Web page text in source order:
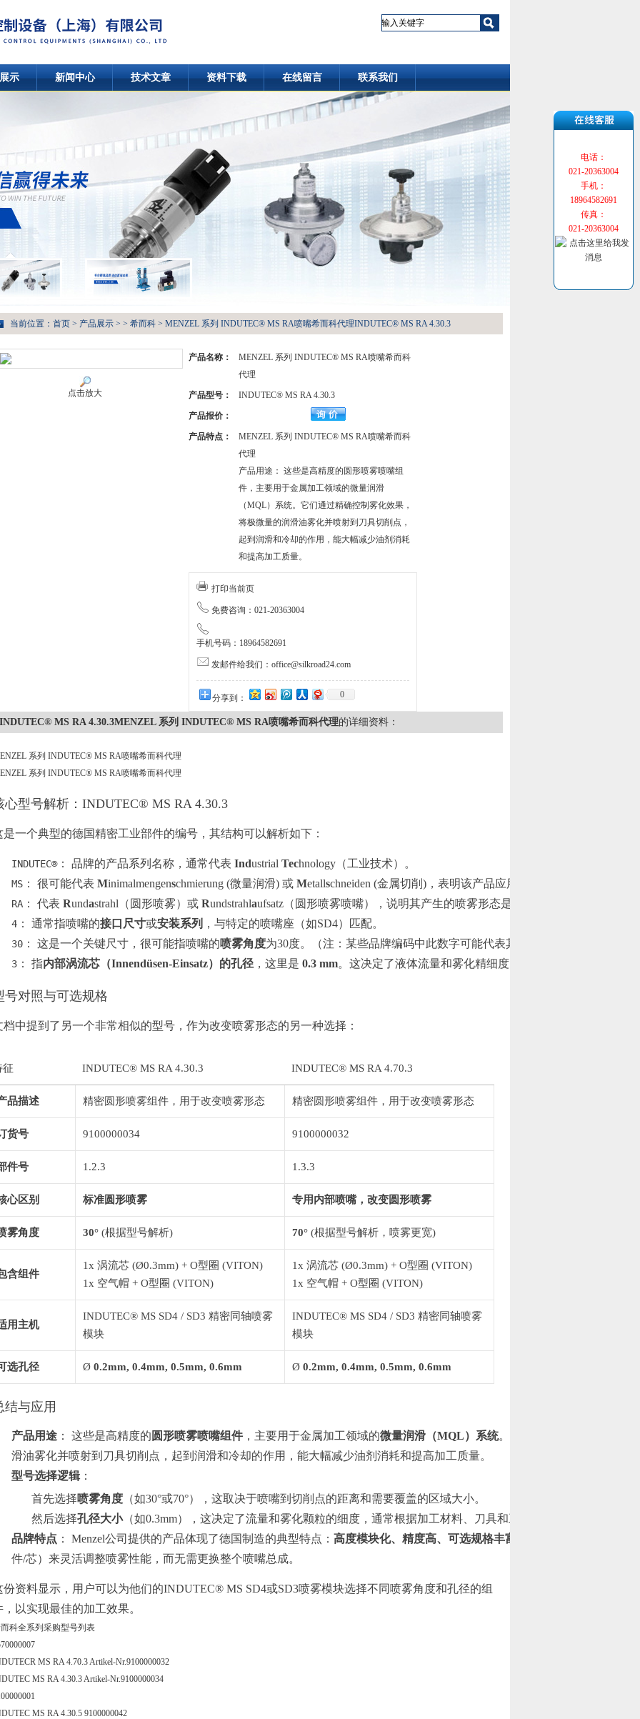
示 新闻中心 技术文章 资料下载 在线留言 联系我们
当前位置： 首页 > 产品展示 > > 希而科 > MENZEL 系列 INDUTEC® MS RA喷嘴希而科代理INDUTEC® MS RA 4.30.3
点击放大
产品名称：
MENZEL 系列 INDUTEC® MS RA喷嘴希而科
代理
产品型号： INDUTEC® MS RA 4.30.3
产品报价：
产品特点：
MENZEL 系列 INDUTEC® MS RA喷嘴希而科
代理
产品用途： 这些是高精度的圆形喷雾喷嘴组
件，主要用于金属加工领域的微量润滑
（MQL）系统。它们通过精确控制雾化效果，
将极微量的润滑油雾化并喷射到刀具切削点，
起到润滑和冷却的作用，能大幅减少油剂消耗
和提高加工质量。
打印当前页
免费咨询：021-20363004
手机号码：18964582691
发邮件给我们：office@silkroad24.com
分享到： 0
INDUTEC® MS RA 4.30.3MENZEL 系列 INDUTEC® MS RA喷嘴希而科代理的详细资料：
系列 INDUTEC® MS RA喷嘴希而科代理
系列 INDUTEC® MS RA喷嘴希而科代理
心型号解析：INDUTEC® MS RA 4.30.3
是一个典型的德国精密工业部件的编号，其结构可以解析如下：
INDUTEC®： 品牌的产品系列名称，通常代表IndustrialTechnology（工业技术）。
MS ： 很可能代表Minimalmengenschmierung (微量润滑) 或Metallschneiden (金属切削)，表明该产品应用于金属加工微量润滑系
RA ： 代表Rundastrahl（圆形喷雾）或Rundstrahlaufsatz（圆形喷雾喷嘴），说明其产生的喷雾形态是圆形。
4 ： 通常指喷嘴的接口尺寸或安装系列 ，与特定的喷嘴座（如SD4）匹配。
30 ： 这是一个关键尺寸，很可能指喷嘴的喷雾角度为30度。（注：某些品牌编码中此数字可能代表其他含义，但角度是常见
3 ： 指内部涡流芯（Innendüsen-Einsatz）的孔径 ，这里是0.3 mm。这决定了液体流量和雾化精细度。
号对照与可选规格
档中提到了另一个非常相似的型号，作为改变喷雾形态的另一种选择：
征 INDUTEC® MS RA 4.30.3 INDUTEC® MS RA 4.70.3
品描述 精密圆形喷雾组件，用于改变喷雾形态 精密圆形喷雾组件，用于改变喷雾形态
货号 9100000034 9100000032
件号 1.2.3 1.3.3
心区别 标准圆形喷雾 专用内部喷嘴，改变圆形喷雾
雾角度 30° (根据型号解析) 70° (根据型号解析，喷雾更宽)
含组件
1x 涡流芯 (Ø0.3mm) + O型圈 (VITON)
1x 空气帽 + O型圈 (VITON)
1x 涡流芯 (Ø0.3mm) + O型圈 (VITON)
1x 空气帽 + O型圈 (VITON)
用主机
INDUTEC® MS SD4 / SD3 精密同轴喷雾
模块
INDUTEC® MS SD4 / SD3 精密同轴喷雾
模块
选孔径 Ø 0.2mm, 0.4mm, 0.5mm, 0.6mm Ø 0.2mm, 0.4mm, 0.5mm, 0.6mm
结与应用
产品用途 ： 这些是高精度的 圆形喷雾喷嘴组件，主要用于金属加工领域的微量润滑（MQL）系统。它们通过精确控制雾化
滑油雾化并喷射到刀具切削点，起到润滑和冷却的作用，能大幅减少油剂消耗和提高加工质量。
型号选择逻辑：
首先选择喷雾角度（如30°或70°），这取决于喷嘴到切削点的距离和需要覆盖的区域大小。
然后选择孔径大小（如0.3mm），这决定了流量和雾化颗粒的细度，通常根据加工材料、刀具和工艺要求选择。
品牌特点 ： Menzel公司提供的产品体现了德国制造的典型特点：高度模块化、精度高、可选规格丰富
件/芯）来灵活调整喷雾性能，而无需更换整个喷嘴总成。
份资料显示，用户可以为他们的INDUTEC® MS SD4或SD3喷雾模块选择不同喷雾角度和孔径的组
，以实现最佳的加工效果。
科全系列采购型号列表
MS RA 4.70.3 Artikel-Nr.9100000032
MS RA 4.30.3 Artikel-Nr.9100000034
MS RA 4.30.5 9100000042
电话：
021-20363004
手机：
18964582691
传真：
021-20363004